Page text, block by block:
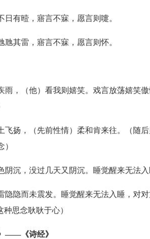
有曀，寤言不寐，愿言则嚏。
其雷，寤言不寐，愿言则怀。
（他）看我则嬉笑。戏言放荡嬉笑傲
扬，（先前性情）柔和肯来往。（随后
，没过几天又阴沉。睡觉醒来无法入
而未震发。睡觉醒来无法入睡，对对
种思念耿耿于心）
——《诗经》